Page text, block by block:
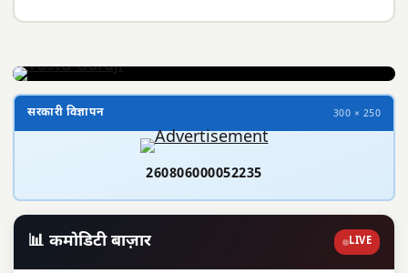
सरकारी विज्ञापन 300 × 250
260806000052235
📊 कमोडिटी बाज़ार LIVE